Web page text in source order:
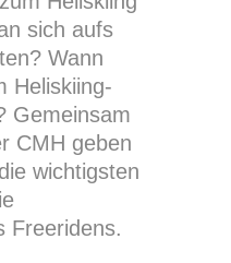
sich aufs
Wann
Heliskiing-
Gemeinsam
CMH geben
wichtigsten
Freeridens.